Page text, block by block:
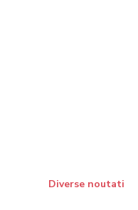
Diverse noutati